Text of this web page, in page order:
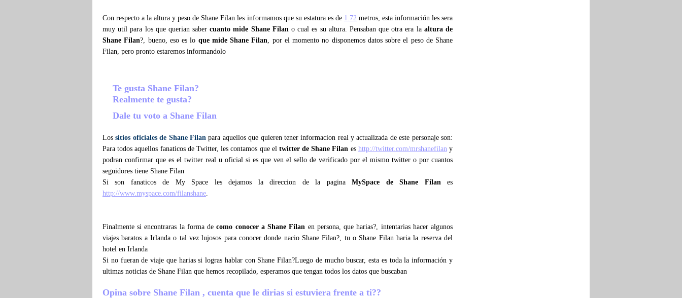
Con respecto a la altura y peso de Shane Filan les informamos que su estatura es de 1.72metros, esta información les sera
muy util para los que querian sabercuanto mide Shane Filano cual es su altura. Pensaban que otra era la altura de
Shane Filan?, bueno, eso es lo que mide Shane Filan, por el momento no disponemos datos sobre el peso de Shane
Filan, pero pronto estaremos informandolo
Te gusta Shane Filan?
Realmente te gusta?
Dale tu voto a Shane Filan
Lossitios oficiales de Shane Filanpara aquellos que quieren tener informacion real y actualizada de este personaje son:
Para todos aquellos fanaticos de Twitter, les contamos que el twitter de Shane Filan es http://twitter.com/mrshanefilany
podran confirmar que es el twitter real u oficial si es que ven el sello de verificado por el mismo twitter o por cuantos
seguidores tiene Shane Filan
Si son fanaticos de My Space les dejamos la direccion de la paginaMySpace de Shane Filanes
http://www.myspace.com/filanshane.
Finalmente si encontraras la forma decomo conocer a Shane Filan en persona, que harias?, intentarias hacer algunos
viajes baratos a Irlanda o tal vez lujosos para conocer donde nacio Shane Filan?, tu o Shane Filan haria la reserva del
hotel en Irlanda
Si no fueran de viaje que harias si logras hablar con Shane Filan?Luego de mucho buscar, esta es toda la información y
ultimas noticias de Shane Filan que hemos recopilado, esperamos que tengan todos los datos que buscaban
Opina sobre Shane Filan , cuenta que le dirias si estuviera frente a ti??